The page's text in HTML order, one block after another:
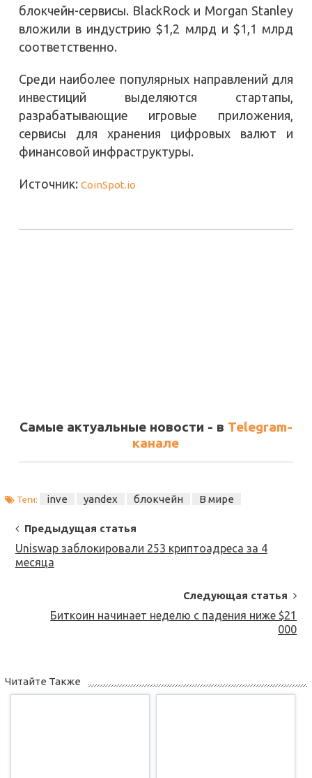
блокчейн-сервисы. BlackRock и Morgan Stanley
вложили в индустрию $1,2 млрд и $1,1 млрд
соответственно.
Среди наиболее популярных направлений для
инвестиций выделяются стартапы,
разрабатывающие игровые приложения,
сервисы для хранения цифровых валют и
финансовой инфраструктуры.
Источник: CoinSpot.io
Самые актуальные новости - в Telegram-
канале
Теги: inve yandex блокчейн В мире
Post
Navigation
Предыдущая статья
Uniswap заблокировали 253 криптоадреса за 4
месяца
Следующая статья
Биткоин начинает неделю с падения ниже $21
000
Читайте Также